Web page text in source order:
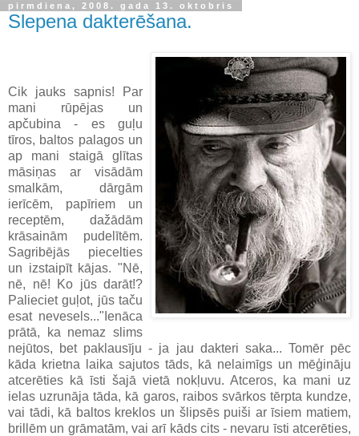
pirmdiena, 2008. gada 13. oktobris
Slepena dakterēšana.
Cik jauks sapnis! Par
mani rūpējas un
apčubina - es guļu
tīros, baltos palagos un
ap mani staigā glītas
māsiņas ar visādām
smalkām, dārgām
ierīcēm, papīriem un
receptēm, dažādām
krāsainām pudelītēm.
Sagribējās piecelties
un izstaipīt kājas. "Nē,
nē, nē! Ko jūs darāt!?
Palieciet guļot, jūs taču
esat nevesels..."Ienāca
prātā, ka nemaz slims
nejūtos, bet paklausīju - ja jau dakteri saka... Tomēr pēc
kāda krietna laika sajutos tāds, kā nelaimīgs un mēģināju
atcerēties kā īsti šajā vietā nokļuvu. Atceros, ka mani uz
ielas uzrunāja tāda, kā garos, raibos svārkos tērpta kundze,
vai tādi, kā baltos kreklos un šlipsēs puiši ar īsiem matiem,
brillēm un grāmatām, vai arī kāds cits - nevaru īsti atcerēties,